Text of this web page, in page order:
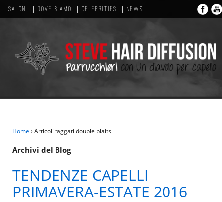
I SALONI DOVE SIAMO CELEBRITIES NEWS
Home › Articoli taggati double plaits
Archivi del Blog
TENDENZE CAPELLI
PRIMAVERA-ESTATE 2016